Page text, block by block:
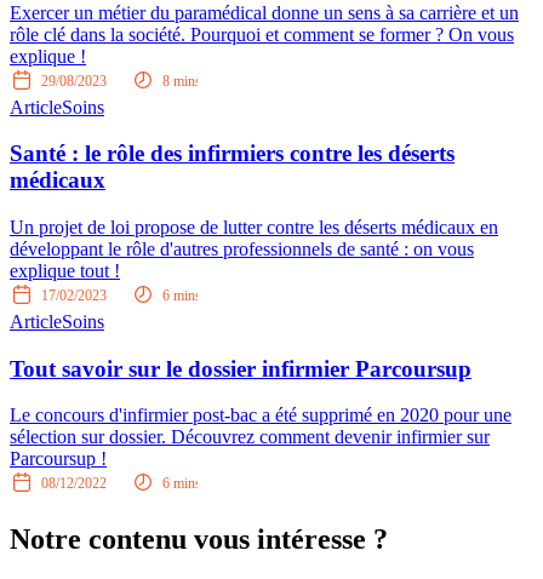
Exercer un métier du paramédical donne un sens à sa carrière et un
rôle clé dans la société. Pourquoi et comment se former ? On vous
explique !
29/08/2023 8 mins
ArticleSoins
Santé : le rôle des infirmiers contre les déserts
médicaux
Un projet de loi propose de lutter contre les déserts médicaux en
développant le rôle d'autres professionnels de santé : on vous
explique tout !
17/02/2023 6 mins
ArticleSoins
Tout savoir sur le dossier infirmier Parcoursup
Le concours d'infirmier post-bac a été supprimé en 2020 pour une
sélection sur dossier. Découvrez comment devenir infirmier sur
Parcoursup !
08/12/2022 6 mins
Notre contenu vous intéresse ?